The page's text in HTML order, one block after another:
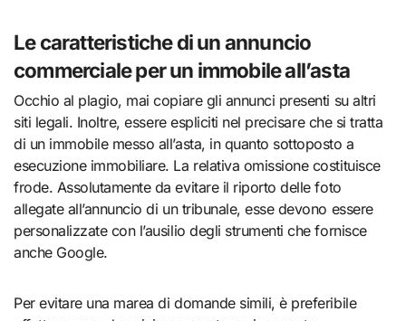
Le caratteristiche di un annuncio
commerciale per un immobile all’asta
Occhio al plagio, mai copiare gli annunci presenti su altri
siti legali. Inoltre, essere espliciti nel precisare che si tratta
di un immobile messo all’asta, in quanto sottoposto a
esecuzione immobiliare. La relativa omissione costituisce
frode. Assolutamente da evitare il riporto delle foto
allegate all’annuncio di un tribunale, esse devono essere
personalizzate con l’ausilio degli strumenti che fornisce
anche Google.
Per evitare una marea di domande simili, è preferibile